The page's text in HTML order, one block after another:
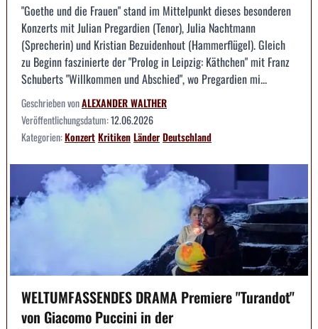
"Goethe und die Frauen" stand im Mittelpunkt dieses besonderen
Konzerts mit Julian Pregardien (Tenor), Julia Nachtmann
(Sprecherin) und Kristian Bezuidenhout (Hammerflügel). Gleich
zu Beginn faszinierte der "Prolog in Leipzig: Käthchen" mit Franz
Schuberts "Willkommen und Abschied", wo Pregardien mi...
Geschrieben vonALEXANDER WALTHER
Veröffentlichungsdatum:12.06.2026
Kategorien:KonzertKritikenLänderDeutschland
WELTUMFASSENDES DRAMA Premiere "Turandot"
von Giacomo Puccini in der